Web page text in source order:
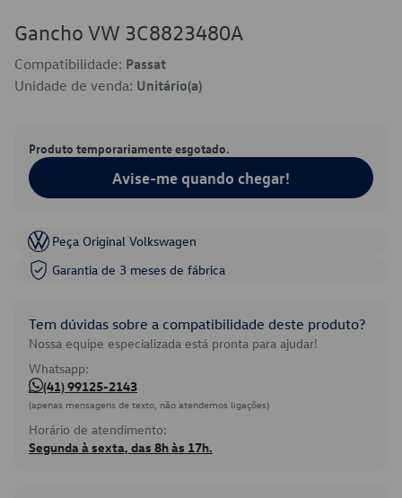
Gancho VW 3C8823480A
Compatibilidade: Passat
Unidade de venda: Unitário(a)
Produto temporariamente esgotado.
Avise-me quando chegar!
Peça Original Volkswagen
Garantia de 3 meses de fábrica
Tem dúvidas sobre a compatibilidade deste produto?
Nossa equipe especializada está pronta para ajudar!
Whatsapp:
(41) 99125-2143
(apenas mensagens de texto, não atendemos ligações)
Horário de atendimento:
Segunda à sexta, das 8h às 17h.